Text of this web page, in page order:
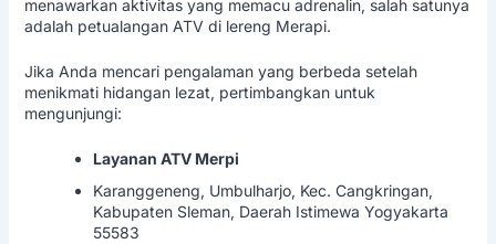
menawarkan aktivitas yang memacu adrenalin, salah satunya
adalah petualangan ATV di lereng Merapi.
Jika Anda mencari pengalaman yang berbeda setelah
menikmati hidangan lezat, pertimbangkan untuk
mengunjungi:
Layanan ATV Merpi
Karanggeneng, Umbulharjo, Kec. Cangkringan,
Kabupaten Sleman, Daerah Istimewa Yogyakarta
55583